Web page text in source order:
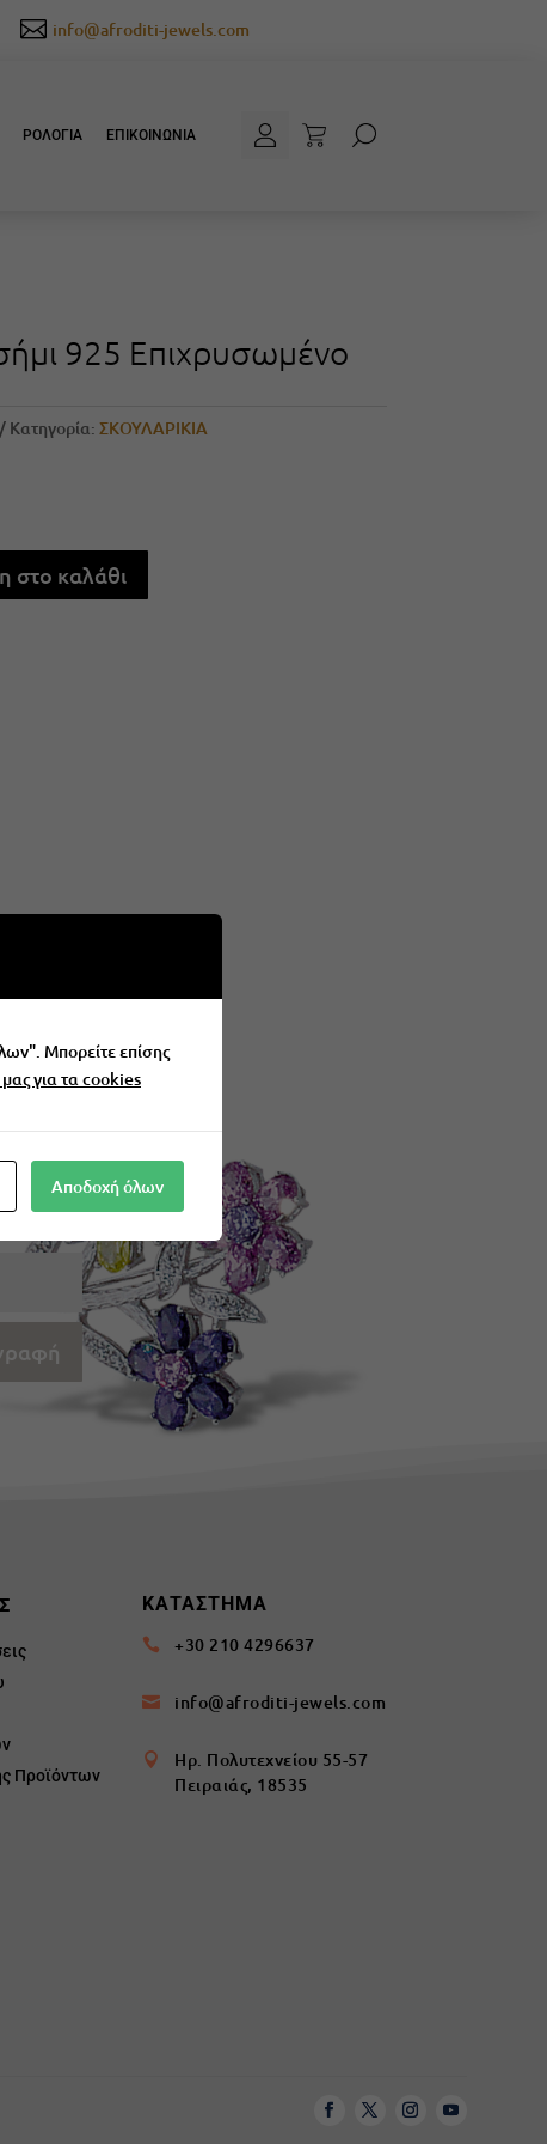
 info@afroditi-jewels.com
ΡΟΛΟΓΙΑ ΕΠΙΚΟΙΝΩΝΙΑ
925 Επιχρυσωμένο
Κατηγορία: ΣΚΟΥΛΑΡΙΚΙΑ
στο καλάθι
Προϊόντων
ΚΑΤΑΣΤΗΜΑ
 +30 210 4296637
 info@afroditi-jewels.com

Ηρ. Πολυτεχνείου 55-57
Πειραιάς, 18535
Μπορείτε επίσης
για τα cookies
Αποδοχή όλων